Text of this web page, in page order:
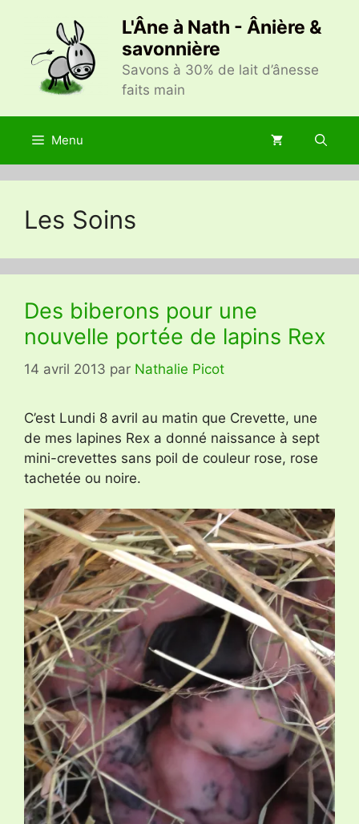
contenu
L'Âne à Nath - Ânière &
savonnière
Savons à 30% de lait d’ânesse
faits main
Menu
Les Soins
Des biberons pour une
nouvelle portée de lapins Rex
14 avril 2013 par Nathalie Picot
C’est Lundi 8 avril au matin que Crevette, une
de mes lapines Rex a donné naissance à sept
mini-crevettes sans poil de couleur rose, rose
tachetée ou noire.